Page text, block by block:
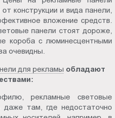
конструкции и вида панели,
вложение средств.
панели стоят дороже,
короба с люминесцентными
очевидны.
для рекламы обладают
рекламные световые
даже там, где недостаточно